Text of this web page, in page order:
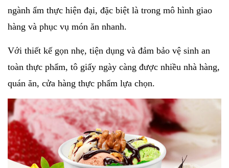
ngành ẩm thực hiện đại, đặc biệt là trong mô hình giao
hàng và phục vụ món ăn nhanh.
Với thiết kế gọn nhẹ, tiện dụng và đảm bảo vệ sinh an
toàn thực phẩm, tô giấy ngày càng được nhiều nhà hàng,
quán ăn, cửa hàng thực phẩm lựa chọn.